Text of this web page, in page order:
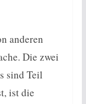
anderen
Die zwei
sind Teil
ist die